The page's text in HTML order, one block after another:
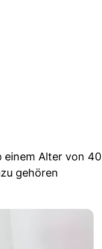
einem Alter von 40
gehören